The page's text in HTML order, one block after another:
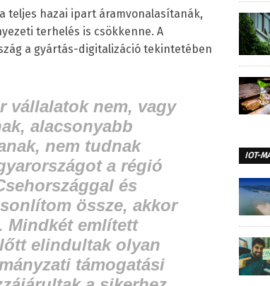
teljes hazai ipart áramvonalasítanák,
terhelés is csökkenne. A
a gyártás-digitalizáció tekintetében
vállalatok nem, vagy
alacsonyabb
nem tudnak
a régió
és
össze, akkor
Mindkét említett
elindultak olyan
támogatási
IOT-